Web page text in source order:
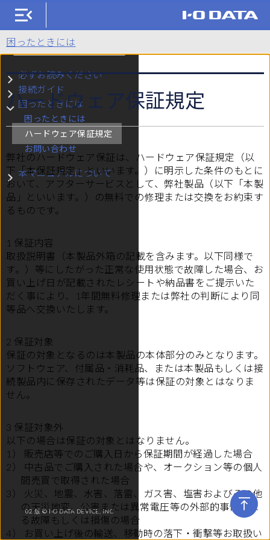
困ったときには
ハードウェア保証規定
弊社のハードウェア保証は、ハードウェア保証規定（以
下「本保証規定」といいます。）に明示した条件のもとに
おいて、アフターサービスとして、弊社製品（以下「本製
品」といいます。）の無料での修理または交換をお約束す
るものです。
1 保証内容
取扱説明書（本製品外箱の記載を含みます。以下同様で
す。）等にしたがった正常な使用状態で故障した場合、お
買い上げ日が記載されたレシートや納品書をご提示いた
だく事により、1年間無料修理または弊社の判断により同
等品へ交換いたします。
2 保証対象
保証の対象となるのは本製品の本体部分のみとなります。
ソフトウェア、付属品・消耗品、または本製品もしくは接
続製品内に保存されたデータ等は保証の対象とはなりま
せん。
3 保証対象外
以下の場合は保証の対象とはなりません。
1） 販売店等でのご購入日から保証期間が経過した場合
2） 中古品でご購入された場合や、オークション等の個人
間売買で取得された場合
3） 火災、地震、水害、落雷、ガス害、塩害およびその他
の天災地変、公害または異常電圧等の外部的事情によ
る故障もしくは損傷の場合
4） お買い上げ後の輸送、移動時の落下・衝撃等お取扱い
HDCX-UTLBシリーズ
検索
サブメニュー 必ずお読みください
必ずお読みください
サブメニュー 接続ガイド
接続ガイド
サブメニュー 困ったときには
困ったときには
困ったときには
ハードウェア保証規定
お問い合わせ
サブメニュー 本マニュアルについて
本マニュアルについて
02 版 © I-O DATA DEVICE, INC